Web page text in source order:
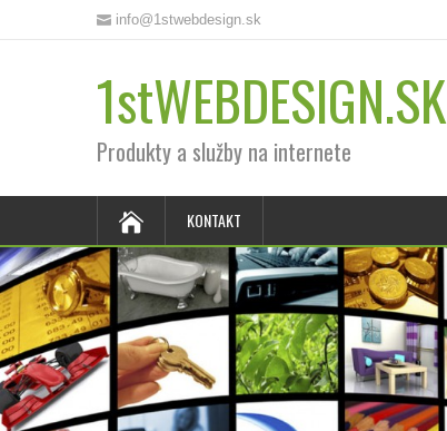
info@1stwebdesign.sk
1stWEBDESIGN.SK
Produkty a služby na internete
KONTAKT